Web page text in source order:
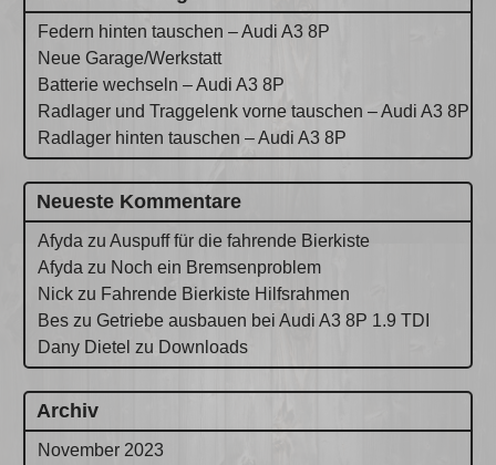
Federn hinten tauschen – Audi A3 8P
Neue Garage/Werkstatt
Batterie wechseln – Audi A3 8P
Radlager und Traggelenk vorne tauschen – Audi A3 8P
Radlager hinten tauschen – Audi A3 8P
Neueste Kommentare
Afyda zuAuspuff für die fahrende Bierkiste
Afyda zu Noch ein Bremsenproblem
Nick zu Fahrende Bierkiste Hilfsrahmen
Bes zuGetriebe ausbauen bei Audi A3 8P 1.9 TDI
Dany Dietel zu Downloads
Archiv
November 2023